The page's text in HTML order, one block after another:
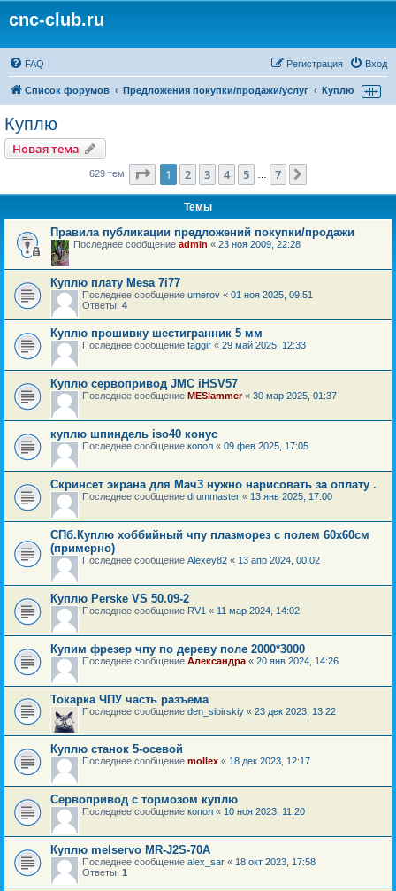
cnc-club.ru
FAQ Вход
Регистрация
Список форумов Предложения покупки/продажи/услуг Куплю
Куплю
Новая тема
629 тем Страница из
1 2 3 4 5 7
Темы
Правила публикации предложений покупки/продажи
Последнее сообщение admin « 23 ноя 2009, 22:28
Куплю плату Mesa 7i77
Последнее сообщение umerov « 01 ноя 2025, 09:51
Ответы: 4
Куплю прошивку шестигранник 5 мм
Последнее сообщение taggir « 29 май 2025, 12:33
Куплю сервопривод JMC iHSV57
Последнее сообщение MESlammer« 30 мар 2025, 01:37
куплю шпиндель iso40 конус
Последнее сообщение копол « 09 фев 2025, 17:05
Скринсет экрана для Мач3 нужно нарисовать за оплату .
Последнее сообщение drummaster « 13 янв 2025, 17:00
СПб.Куплю хоббийный чпу плазморез с полем 60х60см
(примерно)
Последнее сообщение Alexey82 « 13 апр 2024, 00:02
Куплю Perske VS 50.09-2
Последнее сообщение RV1 « 11 мар 2024, 14:02
Купим фрезер чпу по дереву поле 2000*3000
Последнее сообщение Александра « 20 янв 2024, 14:26
Токарка ЧПУ часть разъема
Последнее сообщение den_sibirskiy « 23 дек 2023, 13:22
Куплю станок 5-осевой
Последнее сообщение mollex « 18 дек 2023, 12:17
Сервопривод с тормозом куплю
Последнее сообщение копол « 10 ноя 2023, 11:20
Куплю melservo MR-J2S-70A
Последнее сообщение alex_sar « 18 окт 2023, 17:58
Ответы: 1